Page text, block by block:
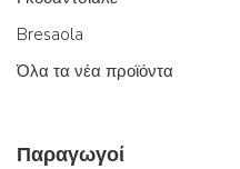
Bresaola
Όλα τα νέα προϊόντα
Παραγωγοί